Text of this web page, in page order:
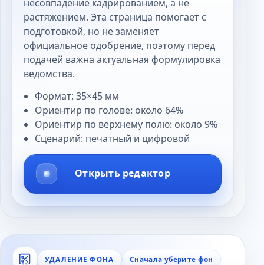
несовпадение кадрированием, а не
растяжением. Эта страница помогает с
подготовкой, но не заменяет
официальное одобрение, поэтому перед
подачей важна актуальная формулировка
ведомства.
Формат: 35×45 мм
Ориентир по голове: около 64%
Ориентир по верхнему полю: около 9%
Сценарий: печатный и цифровой
Открыть редактор
УДАЛЕНИЕ ФОНА Сначала уберите фон